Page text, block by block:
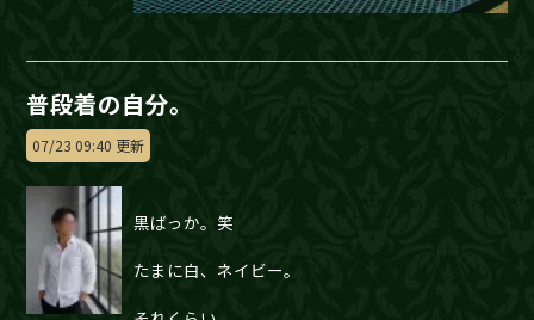
普段着の自分。
07/23 09:40 更新
黒ばっか。笑
たまに白、ネイビー。